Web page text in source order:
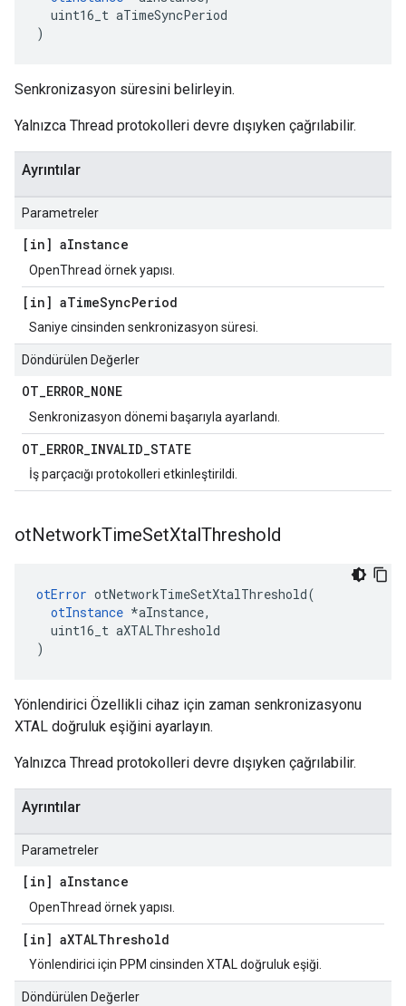
uint16_t aTimeSyncPeriod
)
Senkronizasyon süresini belirleyin.
Yalnızca Thread protokolleri devre dışıyken çağrılabilir.
Ayrıntılar
Parametreler
[in] aInstance
OpenThread örnek yapısı.
[in] aTimeSyncPeriod
Saniye cinsinden senkronizasyon süresi.
Döndürülen Değerler
OT_ERROR_NONE
Senkronizasyon dönemi başarıyla ayarlandı.
OT_ERROR_INVALID_STATE
İş parçacığı protokolleri etkinleştirildi.
otNetworkTimeSetXtalThreshold
otError otNetworkTimeSetXtalThreshold(
otInstance *aInstance,
uint16_t aXTALThreshold
)
Yönlendirici Özellikli cihaz için zaman senkronizasyonu
XTAL doğruluk eşiğini ayarlayın.
Yalnızca Thread protokolleri devre dışıyken çağrılabilir.
Ayrıntılar
Parametreler
[in] aInstance
OpenThread örnek yapısı.
[in] aXTALThreshold
Yönlendirici için PPM cinsinden XTAL doğruluk eşiği.
Döndürülen Değerler